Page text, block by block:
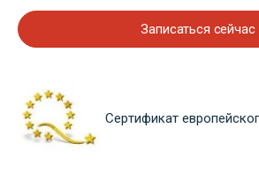
Записаться сейчас
Сертификат